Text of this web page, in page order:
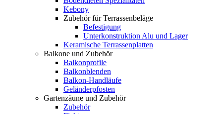
Kebony
Zubehör für Terrassenbeläge
Befestigung
Unterkonstruktion Alu und Lager
Keramische Terrassenplatten
Balkone und Zubehör
Balkonprofile
Balkonblenden
Balkon-Handläufe
Geländerpfosten
Gartenzäune und Zubehör
Zubehör